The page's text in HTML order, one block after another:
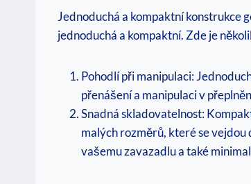
Jednoduchá a kompaktní konstrukce
jednoduchá a kompaktní. Zde je
Pohodlí při manipulaci:
přenášení a manipulaci v
Snadná skladovatelnost:
malých rozměrů, které se
vašemu zavazadlu a také